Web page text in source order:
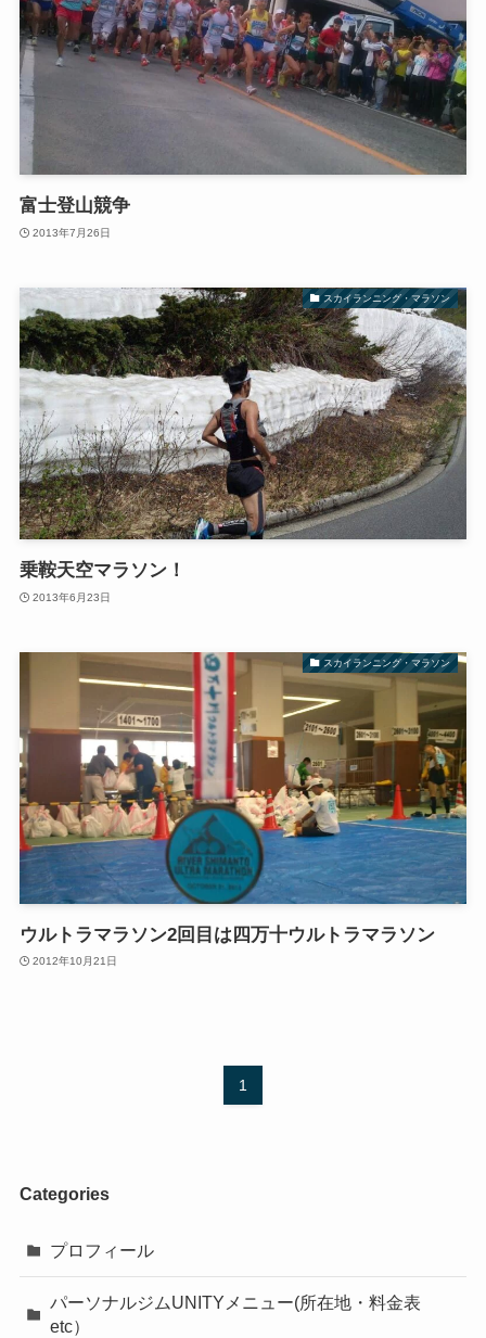
富士登山競争
2013年7月26日
スカイランニング・マラソン
乗鞍天空マラソン！
2013年6月23日
スカイランニング・マラソン
ウルトラマラソン2回目は四万十ウルトラマラソン
2012年10月21日
1
Categories
プロフィール
パーソナルジムUNITYメニュー(所在地・料金表
etc）